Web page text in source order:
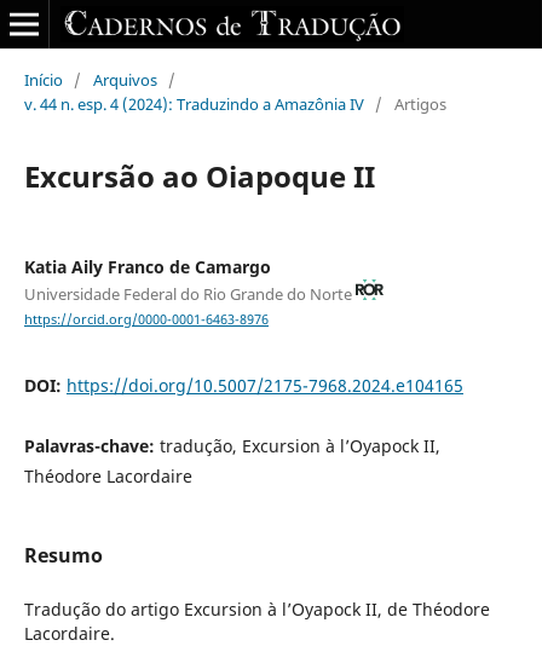
Início / Arquivos /
v. 44 n. esp. 4 (2024): Traduzindo a Amazônia IV / Artigos
Excursão ao Oiapoque II
Katia Aily Franco de Camargo
Universidade Federal do Rio Grande do Norte
https://orcid.org/0000-0001-6463-8976
DOI: https://doi.org/10.5007/2175-7968.2024.e104165
Palavras-chave: tradução, Excursion à l’Oyapock II,
Théodore Lacordaire
Resumo
Tradução do artigo Excursion à l’Oyapock II, de Théodore
Lacordaire.